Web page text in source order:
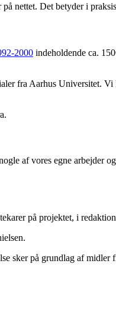
nettet. Det betyder i
2000 indeholdende ca.
fra Aarhus Universitet.
af vores egne arbejder
på projektet, i
sker på grundlag af